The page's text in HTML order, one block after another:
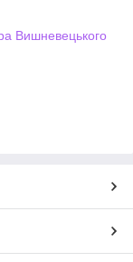
Вишневецького